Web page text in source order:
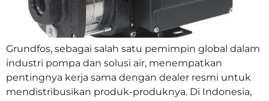
Grundfos, sebagai salah satu pemimpin global dalam
industri pompa dan solusi air, menempatkan
pentingnya kerja sama dengan dealer resmi untuk
mendistribusikan produk-produknya. Di Indonesia,